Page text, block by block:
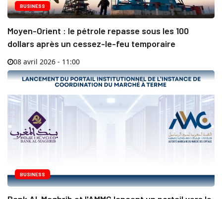
BUSINESS
Moyen-Orient : le pétrole repasse sous les 100
dollars après un cessez-le-feu temporaire
08 avril 2026 - 11:00
BUSINESS